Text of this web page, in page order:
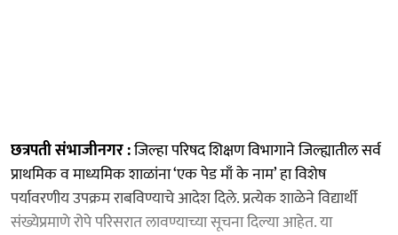
छत्रपती संभाजीनगर :जिल्हा परिषद शिक्षण विभागाने जिल्ह्यातील सर्व
प्राथमिक व माध्यमिक शाळांना ‘एक पेड माँ के नाम’ हा विशेष
पर्यावरणीय उपक्रम राबविण्याचे आदेश दिले. प्रत्येक शाळेने विद्यार्थी
संख्येप्रमाणे रोपे परिसरात लावण्याच्या सूचना दिल्या आहेत. या